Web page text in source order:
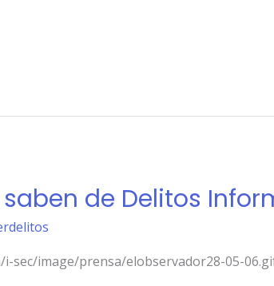
de Delitos
i-sec/image/prensa/elobservador28-05-